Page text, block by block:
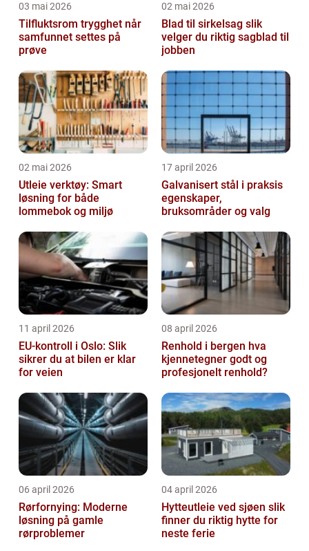
03 mai 2026
Tilfluktsrom trygghet når
samfunnet settes på
prøve
02 mai 2026
Blad til sirkelsag slik
velger du riktig sagblad til
jobben
02 mai 2026
Utleie verktøy: Smart
løsning for både
lommebok og miljø
17 april 2026
Galvanisert stål i praksis
egenskaper,
bruksområder og valg
11 april 2026
EU-kontroll i Oslo: Slik
sikrer du at bilen er klar
for veien
08 april 2026
Renhold i bergen hva
kjennetegner godt og
profesjonelt renhold?
06 april 2026
Rørfornying: Moderne
løsning på gamle
rørproblemer
04 april 2026
Hytteutleie ved sjøen slik
finner du riktig hytte for
neste ferie